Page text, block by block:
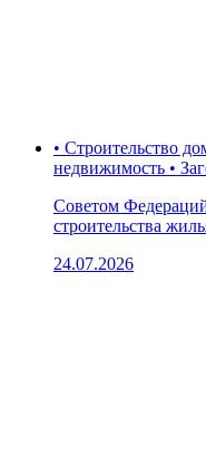
• Строительство
недвижимость •
Советом
строительства
24.07.2026